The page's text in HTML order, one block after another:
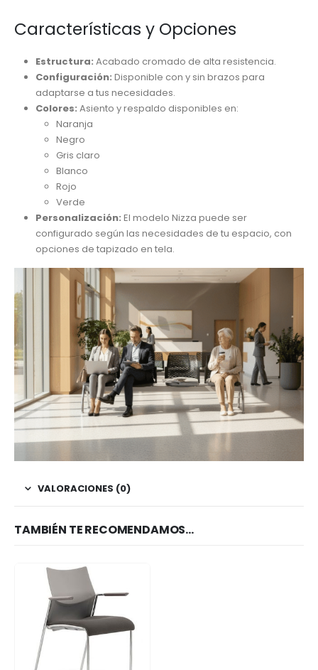
Características y Opciones
Estructura: Acabado cromado de alta resistencia.
Configuración: Disponible con y sin brazos para
adaptarse a tus necesidades.
Colores: Asiento y respaldo disponibles en:
Naranja
Negro
Gris claro
Blanco
Rojo
Verde
Personalización: El modelo Nizza puede ser
configurado según las necesidades de tu espacio, con
opciones de tapizado en tela.
VALORACIONES (0)
TAMBIÉN TE RECOMENDAMOS…